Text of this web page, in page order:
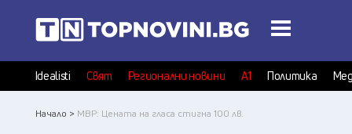
Idealisti Свят Регионални новини А1 Политика
Начало > МВР: Цената на гласа стигна 100 лв.